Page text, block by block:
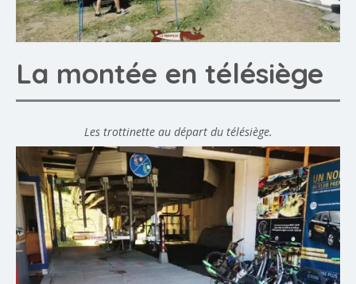
La montée en télésiège
Les trottinette au départ du télésiège.